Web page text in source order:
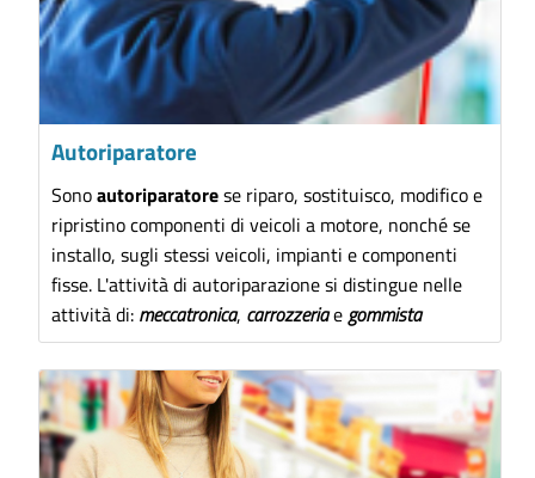
Autoriparatore
Sonoautoriparatorese riparo, sostituisco, modifico e
ripristino componenti di veicoli a motore, nonché se
installo, sugli stessi veicoli, impianti e componenti
fisse. L'attività di autoriparazione si distingue nelle
attività di: meccatronica, carrozzeriae gommista